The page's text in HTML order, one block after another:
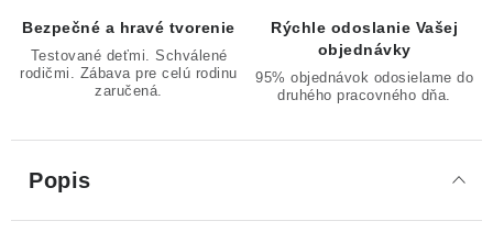
Bezpečné a hravé tvorenie
Testované deťmi. Schválené
rodičmi. Zábava pre celú rodinu
zaručená.
Rýchle odoslanie Vašej
objednávky
95% objednávok odosielame do
druhého pracovného dňa.
Popis